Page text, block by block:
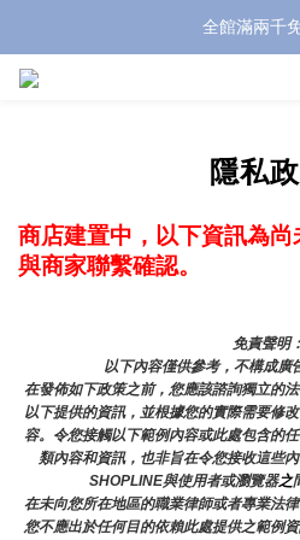
全館滿兩千
全館滿兩千
隱私
商店建置中，以下資訊為
與商家聯繫確認。
免責聲明：
以下內容僅供參考，不構成廣
在發佈如下政策之前，您應該諮詢獨立的
以下提供的資訊，並根據您的實際需要修
容。令您接觸以下範例內容或此處包含的
類內容和資訊，也非旨在令您接收這些
SHOPLINE與使用者或瀏覽器之
在未向您所在地區的職業律師或者專業法
您不應出於任何目的依賴此處提供之範例